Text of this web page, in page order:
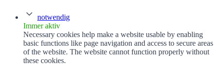
notwendig
Immer aktiv
Necessary cookies help make a website usable by enabling
basic functions like page navigation and access to secure areas
of the website. The website cannot function properly without
these cookies.